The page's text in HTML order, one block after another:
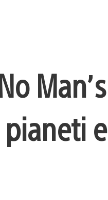
Man’s
e